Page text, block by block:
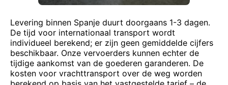
Levering binnen Spanje duurt doorgaans 1-3 dagen.
De tijd voor internationaal transport wordt
individueel berekend; er zijn geen gemiddelde cijfers
beschikbaar. Onze vervoerders kunnen echter de
tijdige aankomst van de goederen garanderen. De
kosten voor vrachttransport over de weg worden